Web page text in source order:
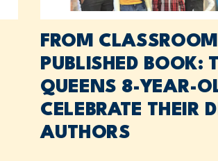
FROM
PUBLISHED BOOK:
QUEENS 8-YEAR-
CELEBRATE THEIR
AUTHORS